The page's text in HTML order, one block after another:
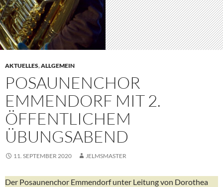
AKTUELLES,ALLGEMEIN
POSAUNENCHOR
EMMENDORF MIT 2.
ÖFFENTLICHEM
ÜBUNGSABEND
11. SEPTEMBER 2020 JELMSMASTER
Der Posaunenchor Emmendorf unter Leitung von Dorothea